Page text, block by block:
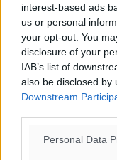
interest-based ads
us or personal
your opt-out. You
disclosure of your
IAB’s list of
also be disclosed by
Downstream
Personal Data
Νέο
Πάτμο
06.08.26 · 18:39
Σχολιασμός
Τα σχόλια
σχολιαστή. Η
απόψεις.